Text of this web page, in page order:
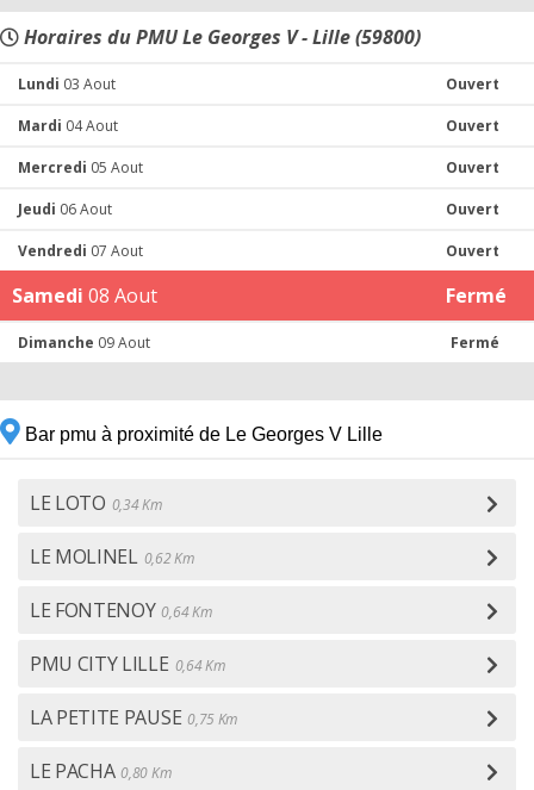
Horaires du PMU Le Georges V - Lille (59800)
Lundi 03 Aout Ouvert
Mardi 04 Aout Ouvert
Mercredi 05 Aout Ouvert
Jeudi 06 Aout Ouvert
Vendredi 07 Aout Ouvert
Samedi 08 Aout Fermé
Dimanche 09 Aout Fermé
Bar pmu à proximité de Le Georges V Lille
LE LOTO 0,34 Km
LE MOLINEL 0,62 Km
LE FONTENOY 0,64 Km
PMU CITY LILLE 0,64 Km
LA PETITE PAUSE 0,75 Km
LE PACHA 0,80 Km